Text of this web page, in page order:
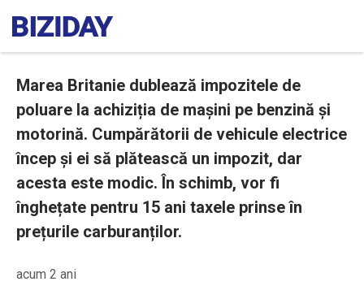
Marea Britanie dublează impozitele de
poluare la achiziția de mașini pe benzină și
motorină. Cumpărătorii de vehicule electrice
încep și ei să plătească un impozit, dar
acesta este modic. În schimb, vor fi
înghețate pentru 15 ani taxele prinse în
prețurile carburanților.
acum 2 ani